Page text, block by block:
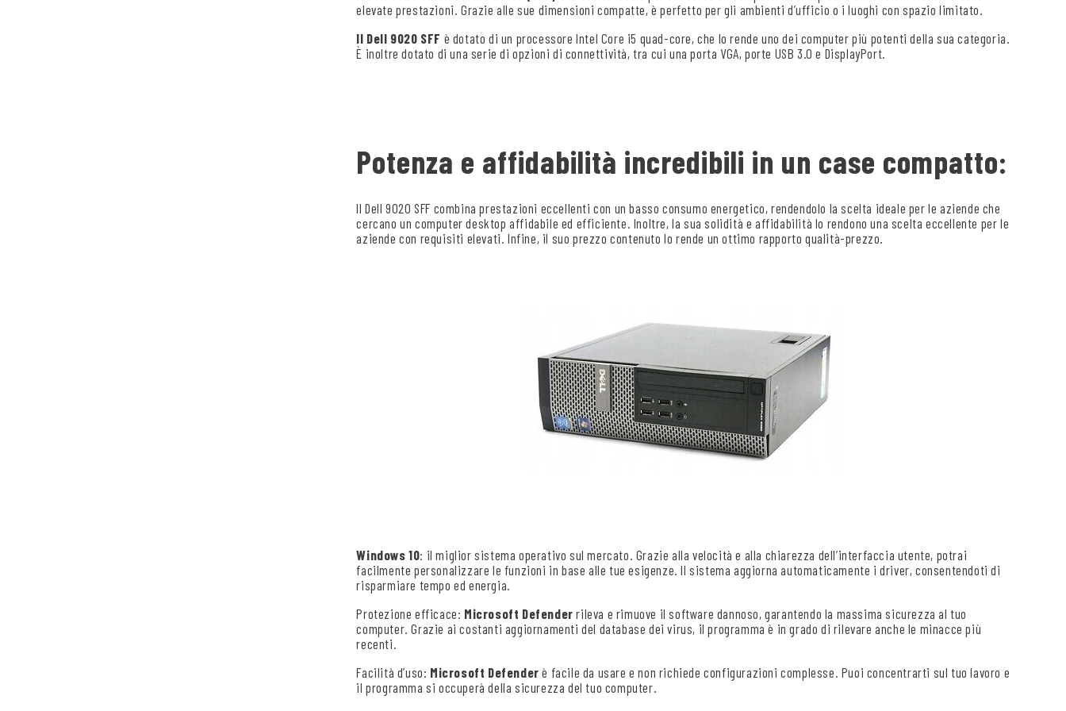
elevate prestazioni. Grazie alle sue dimensioni compatte, è perfetto per gli ambienti d’ufficio o i luoghi con spazio limitato.
Il Dell 9020 SFF è dotato di un processore Intel Core i5 quad-core, che lo rende uno dei computer più potenti della sua categoria.
È inoltre dotato di una serie di opzioni di connettività, tra cui una porta VGA, porte USB 3.0 e DisplayPort.
Potenza e affidabilità incredibili in un case compatto:
Il Dell 9020 SFF combina prestazioni eccellenti con un basso consumo energetico, rendendolo la scelta ideale per le aziende che
cercano un computer desktop affidabile ed efficiente. Inoltre, la sua solidità e affidabilità lo rendono una scelta eccellente per le
aziende con requisiti elevati. Infine, il suo prezzo contenuto lo rende un ottimo rapporto qualità-prezzo.
Windows 10: il miglior sistema operativo sul mercato. Grazie alla velocità e alla chiarezza dell’interfaccia utente, potrai
facilmente personalizzare le funzioni in base alle tue esigenze. Il sistema aggiorna automaticamente i driver, consentendoti di
risparmiare tempo ed energia.
Protezione efficace: Microsoft Defender rileva e rimuove il software dannoso, garantendo la massima sicurezza al tuo
computer. Grazie ai costanti aggiornamenti del database dei virus, il programma è in grado di rilevare anche le minacce più
recenti.
Facilità d’uso: Microsoft Defender è facile da usare e non richiede configurazioni complesse. Puoi concentrarti sul tuo lavoro e
il programma si occuperà della sicurezza del tuo computer.